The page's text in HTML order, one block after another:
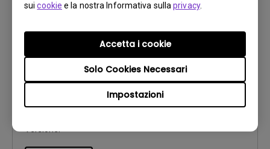
suicookie e la nostra Informativa sullaprivacy.
Impostazioni
Solo Cookies Necessari
Accetta i cookie
Guida rapida
Aggiorna:2024/01/03
Multi-Language